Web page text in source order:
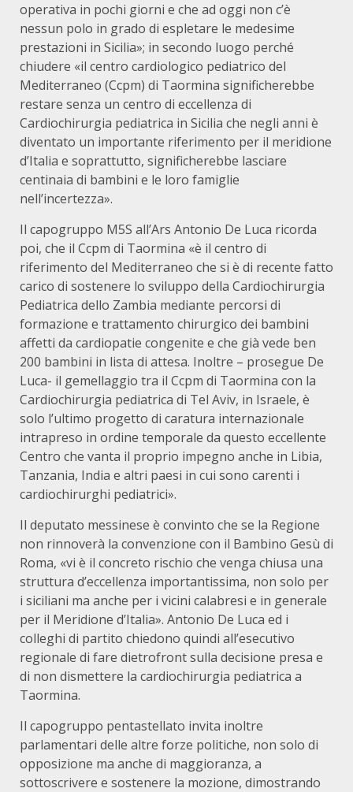
operativa in pochi giorni e che ad oggi non c’è
nessun polo in grado di espletare le medesime
prestazioni in Sicilia»; in secondo luogo perché
chiudere «il centro cardiologico pediatrico del
Mediterraneo (Ccpm) di Taormina significherebbe
restare senza un centro di eccellenza di
Cardiochirurgia pediatrica in Sicilia che negli anni è
diventato un importante riferimento per il meridione
d’Italia e soprattutto, significherebbe lasciare
centinaia di bambini e le loro famiglie
nell’incertezza».
Il capogruppo M5S all’Ars Antonio De Luca ricorda
poi, che il Ccpm di Taormina «è il centro di
riferimento del Mediterraneo che si è di recente fatto
carico di sostenere lo sviluppo della Cardiochirurgia
Pediatrica dello Zambia mediante percorsi di
formazione e trattamento chirurgico dei bambini
affetti da cardiopatie congenite e che già vede ben
200 bambini in lista di attesa. Inoltre – prosegue De
Luca- il gemellaggio tra il Ccpm di Taormina con la
Cardiochirurgia pediatrica di Tel Aviv, in Israele, è
solo l’ultimo progetto di caratura internazionale
intrapreso in ordine temporale da questo eccellente
Centro che vanta il proprio impegno anche in Libia,
Tanzania, India e altri paesi in cui sono carenti i
cardiochirurghi pediatrici».
Il deputato messinese è convinto che se la Regione
non rinnoverà la convenzione con il Bambino Gesù di
Roma, «vi è il concreto rischio che venga chiusa una
struttura d’eccellenza importantissima, non solo per
i siciliani ma anche per i vicini calabresi e in generale
per il Meridione d’Italia». Antonio De Luca ed i
colleghi di partito chiedono quindi all’esecutivo
regionale di fare dietrofront sulla decisione presa e
di non dismettere la cardiochirurgia pediatrica a
Taormina.
Il capogruppo pentastellato invita inoltre
parlamentari delle altre forze politiche, non solo di
opposizione ma anche di maggioranza, a
sottoscrivere e sostenere la mozione, dimostrando